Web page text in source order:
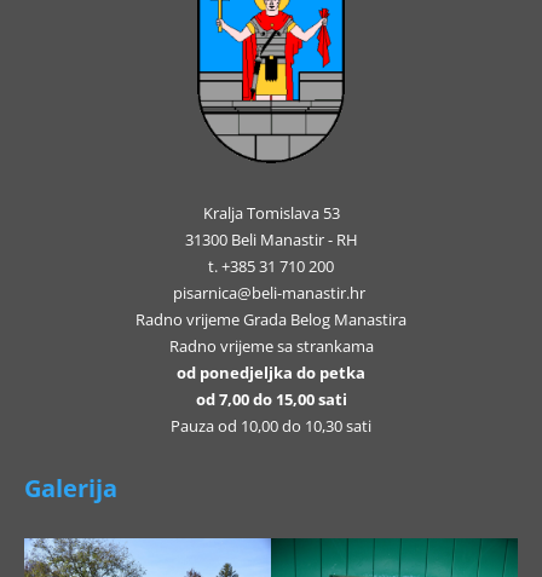
Kralja Tomislava 53
31300 Beli Manastir - RH
t. +385 31 710 200
pisarnica@beli-manastir.hr
Radno vrijeme Grada Belog Manastira
Radno vrijeme sa strankama
od ponedjeljka do petka
od 7,00 do 15,00 sati
Pauza od 10,00 do 10,30 sati
Galerija